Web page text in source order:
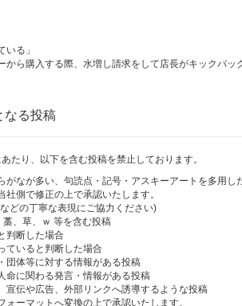
いる」
から購入する際、水増し請求をして店長がキックバッ
なる投稿
たり、以下を含む投稿を禁止しております。
がなが多い、句読点・記号・アスキーアートを多用し
側で修正の上で承認いたします。
どの丁寧な表現にご協力ください)
、草、ｗ 等を含む投稿
判断した場合
ていると判断した場合
団体等に対する情報がある投稿
命に関わる発言・情報がある投稿
宣伝や広告、外部リンクへ誘導するような投稿
ーマットへ変換の上で承認いたします。